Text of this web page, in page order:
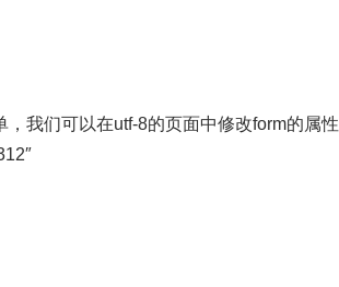
我们可以在utf-8的页面中修改form的属性